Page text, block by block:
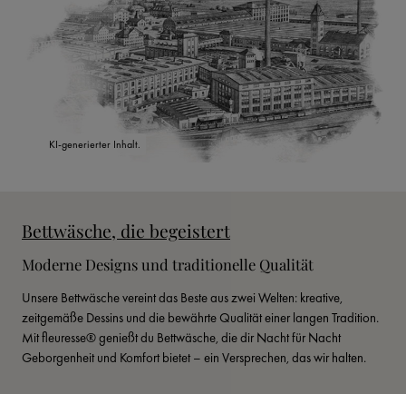
KI-generierter Inhalt.
Bettwäsche, die begeistert
Moderne Designs und traditionelle Qualität
Unsere Bettwäsche vereint das Beste aus zwei Welten: kreative,
zeitgemäße Dessins und die bewährte Qualität einer langen Tradition.
Mit fleuresse® genießt du Bettwäsche, die dir Nacht für Nacht
Geborgenheit und Komfort bietet – ein Versprechen, das wir halten.